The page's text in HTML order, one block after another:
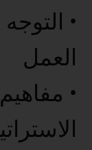
•
العمل
•